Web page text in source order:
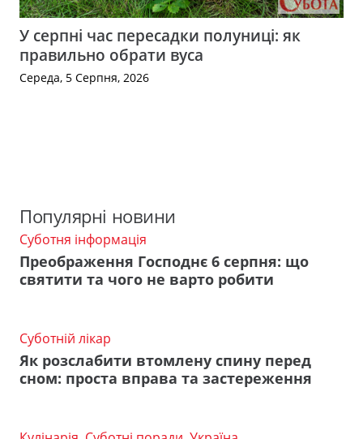
У серпні час пересадки полуниці: як
правильно обрати вуса
Середа, 5 Серпня, 2026
Популярні новини
Суботня інформація
Преображення Господнє 6 серпня: що
святити та чого не варто робити
Суботній лікар
Як розслабити втомлену спину перед
сном: проста вправа та застереження